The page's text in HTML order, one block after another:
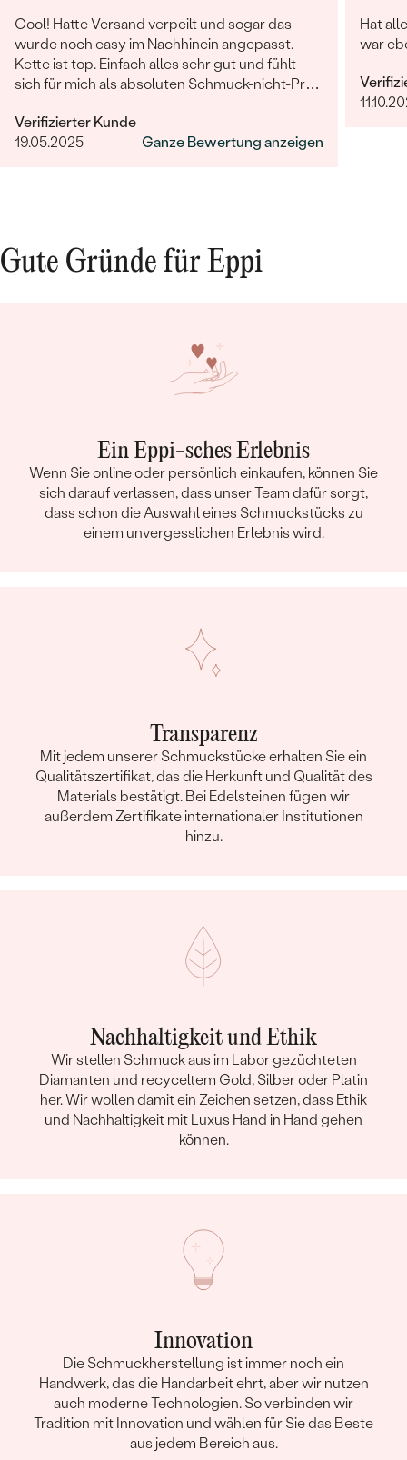
Cool! Hatte Versand verpeilt und sogar das
wurde noch easy im Nachhinein angepasst.
Kette ist top. Einfach alles sehr gut und fühlt
sich für mich als absoluten Schmuck-nicht-Profi
Verifizierter Kunde
19.05.2025
Ganze Bewertung anzeigen
Hat
war
Gute Gründe für Eppi
Ein Eppi-sches Erlebnis
Wenn Sie online oder persönlich einkaufen, können Sie
sich darauf verlassen, dass unser Team dafür sorgt,
dass schon die Auswahl eines Schmuckstücks zu
einem unvergesslichen Erlebnis wird.
Transparenz
Mit jedem unserer Schmuckstücke erhalten Sie ein
Qualitätszertifikat, das die Herkunft und Qualität des
Materials bestätigt. Bei Edelsteinen fügen wir
außerdem Zertifikate internationaler Institutionen
hinzu.
Nachhaltigkeit und Ethik
Wir stellen Schmuck aus im Labor gezüchteten
Diamanten und recyceltem Gold, Silber oder Platin
her. Wir wollen damit ein Zeichen setzen, dass Ethik
und Nachhaltigkeit mit Luxus Hand in Hand gehen
können.
Innovation
Die Schmuckherstellung ist immer noch ein
Handwerk, das die Handarbeit ehrt, aber wir nutzen
auch moderne Technologien. So verbinden wir
Tradition mit Innovation und wählen für Sie das Beste
aus jedem Bereich aus.